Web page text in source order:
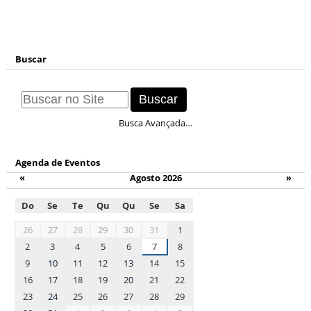
Buscar
Busca Avançada…
Agenda de Eventos
«
Agosto 2026 »
Do Se Te Qu Qu Se
Sa
26
27 28 29 30 31
1
2
3 4 5 6 7
8
9
10 11 12 13 14
15
16
17 18 19 20 21
22
23
24 25 26 27 28
29